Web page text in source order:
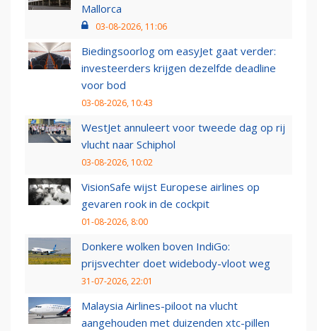
Mallorca
03-08-2026, 11:06
Biedingsoorlog om easyJet gaat verder:
investeerders krijgen dezelfde deadline
voor bod
03-08-2026, 10:43
WestJet annuleert voor tweede dag op rij
vlucht naar Schiphol
03-08-2026, 10:02
VisionSafe wijst Europese airlines op
gevaren rook in de cockpit
01-08-2026, 8:00
Donkere wolken boven IndiGo:
prijsvechter doet widebody-vloot weg
31-07-2026, 22:01
Malaysia Airlines-piloot na vlucht
aangehouden met duizenden xtc-pillen